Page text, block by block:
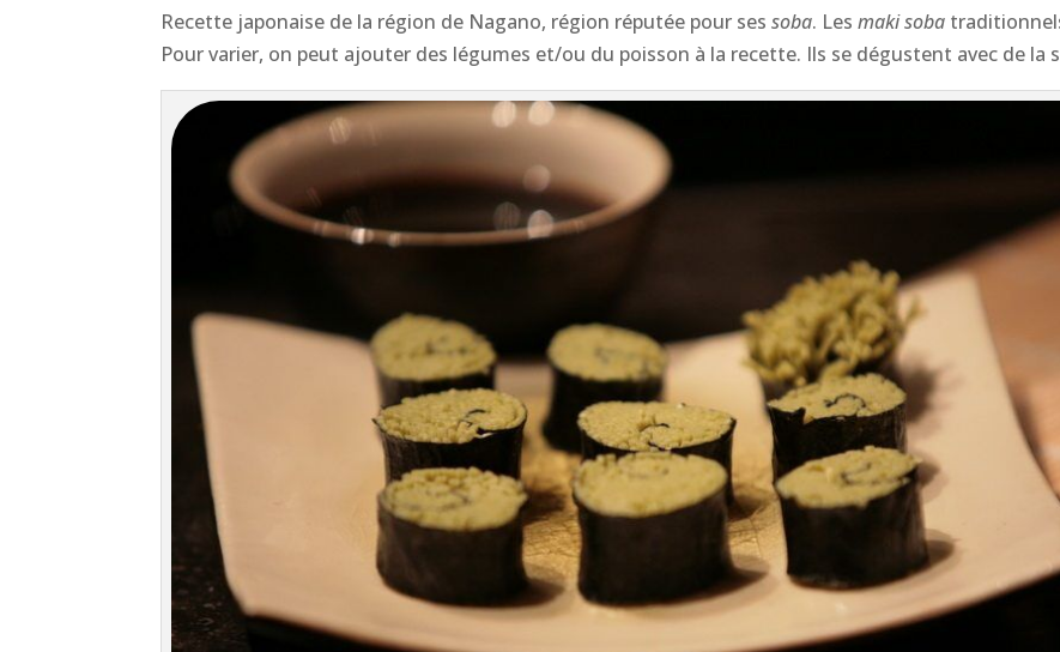
Recette japonaise de la région de Nagano, région réputée pour sessoba. Les maki soba
Pour varier, on peut ajouter des légumes et/ou du poisson à la recette. Ils se dégustent avec de la